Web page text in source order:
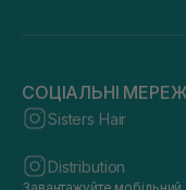
СОЦІАЛЬНІ
Sisters Hair
Distribution